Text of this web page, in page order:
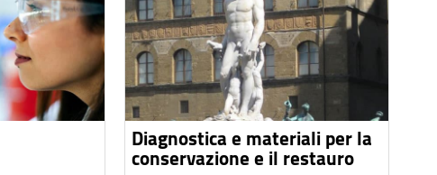
Diagnostica e materiali per la
conservazione e il restauro